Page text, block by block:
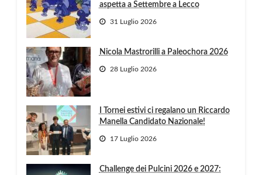
aspetta a Settembre a Lecco
31 Luglio 2026
Nicola Mastrorilli a Paleochora 2026
28 Luglio 2026
I Tornei estivi ci regalano un Riccardo
Manella Candidato Nazionale!
17 Luglio 2026
Challenge dei Pulcini 2026 e 2027: